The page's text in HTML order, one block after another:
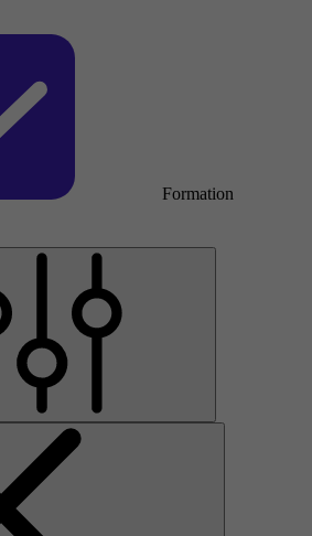
Formation